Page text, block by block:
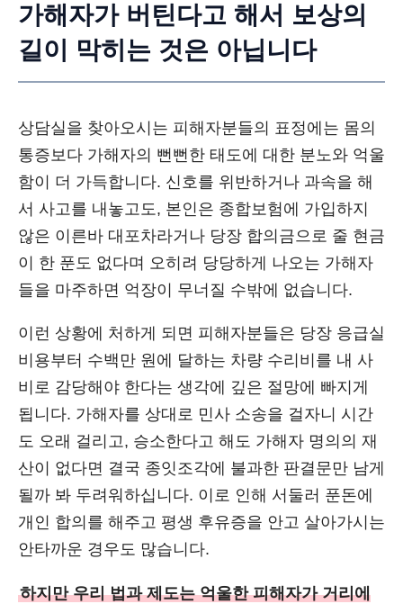
가해자가 버틴다고 해서 보상의
길이 막히는 것은 아닙니다
상담실을 찾아오시는 피해자분들의 표정에는 몸의
통증보다 가해자의 뻔뻔한 태도에 대한 분노와 억울
함이 더 가득합니다. 신호를 위반하거나 과속을 해
서 사고를 내놓고도, 본인은 종합보험에 가입하지
않은 이른바 대포차라거나 당장 합의금으로 줄 현금
이 한 푼도 없다며 오히려 당당하게 나오는 가해자
들을 마주하면 억장이 무너질 수밖에 없습니다.
이런 상황에 처하게 되면 피해자분들은 당장 응급실
비용부터 수백만 원에 달하는 차량 수리비를 내 사
비로 감당해야 한다는 생각에 깊은 절망에 빠지게
됩니다. 가해자를 상대로 민사 소송을 걸자니 시간
도 오래 걸리고, 승소한다고 해도 가해자 명의의 재
산이 없다면 결국 종잇조각에 불과한 판결문만 남게
될까 봐 두려워하십니다. 이로 인해 서둘러 푼돈에
개인 합의를 해주고 평생 후유증을 안고 살아가시는
안타까운 경우도 많습니다.
하지만 우리 법과 제도는 억울한 피해자가 거리에